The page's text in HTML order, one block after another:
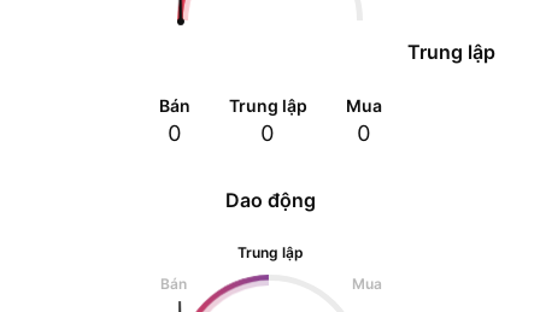
Dao động
Trung lập
Bán
Mua
Trung lập
Bán
0
Trung lập
0
Mua
0